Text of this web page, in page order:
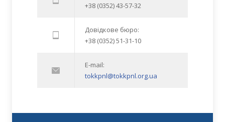
+38 (0352) 43-57-32
Довідкове бюро:
+38 (0352) 51-31-10
E-mail:
tokkpnl@tokkpnl.org.ua